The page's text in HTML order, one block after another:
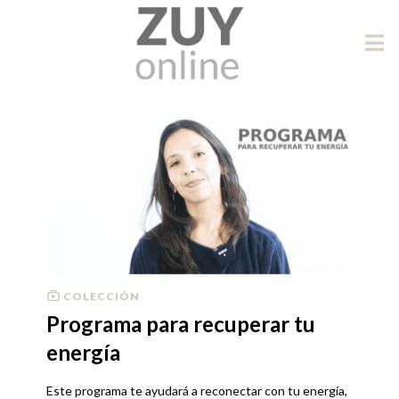
COLECCIÓN
Programa para recuperar tu
energía
Este programa te ayudará a reconectar con tu energía,